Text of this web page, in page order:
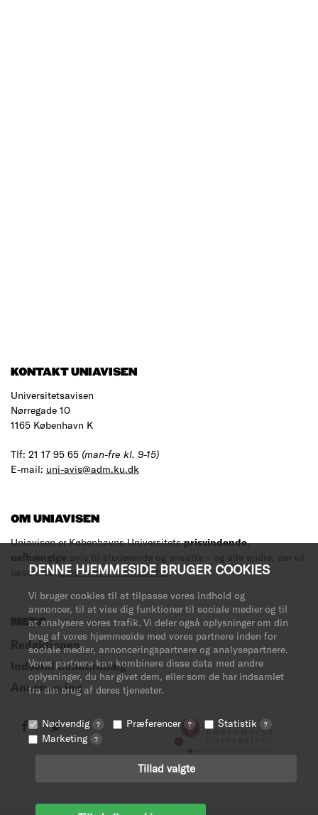
DENNE HJEMMESIDE BRUGER COOKIES
Vi bruger cookies til at tilpasse vores indhold og
annoncer, til at vise dig funktioner til sociale medier og til
at analysere vores trafik. Vi deler også oplysninger om din
brug af vores hjemmeside med vores partnere inden for
sociale medier, annonceringspartnere og analysepartnere.
Vores partnere kan kombinere disse data med andre
oplysninger, du har givet dem, eller som de har indsamlet
fra din brug af deres tjenester.
Nødvendig ? Præferencer ? Statistik ?
Marketing ?
Tillad valgte
KONTAKT UNIAVISEN
Universitetsavisen
Nørregade 10
1165 København K
Tlf: 21 17 95 65 (man-fre kl. 9-15)
E-mail: uni-avis@adm.ku.dk
OM UNIAVISEN
Uniavisen er Københavns Universitetsprisvindende,
uafhængige avis til studerende og ansatte – og alle andre, der vil
læse med.Læs mere om avisen her.
MERE
Redaktionen
Indsend debatindlæg
Annoncering